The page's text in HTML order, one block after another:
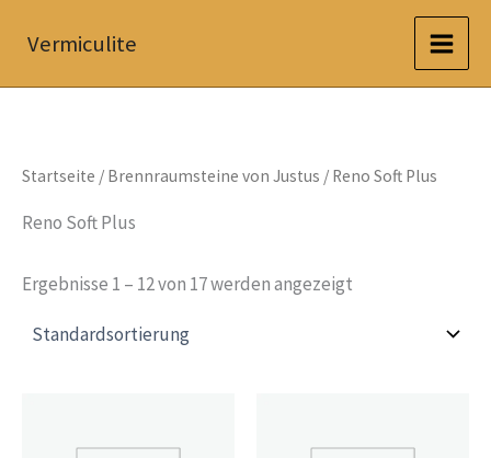
InhaltVermiculite
Startseite / Brennraumsteine von Justus / Reno Soft Plus
Reno Soft Plus
Ergebnisse 1 – 12 von 17 werden angezeigt